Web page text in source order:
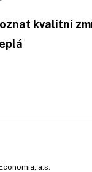
kvalitní
a.s.